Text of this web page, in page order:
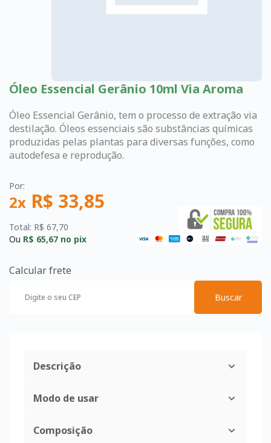
Óleo Essencial Gerânio 10ml Via Aroma
Óleo Essencial Gerânio, tem o processo de extração via
destilação. Óleos essenciais são substâncias químicas
produzidas pelas plantas para diversas funções, como
autodefesa e reprodução.
Por:
2x R$ 33,85
Total: R$ 67,70
Ou R$ 65,67 no pix
Calcular frete
Buscar
Descrição
Modo de usar
Composição